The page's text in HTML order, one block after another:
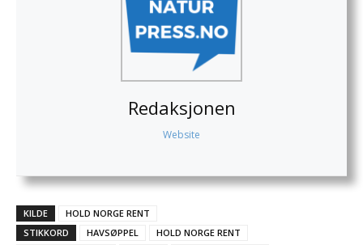
Redaksjonen
Website
KILDE
HOLD NORGE RENT
STIKKORD
HAVSØPPEL
HOLD NORGE RENT